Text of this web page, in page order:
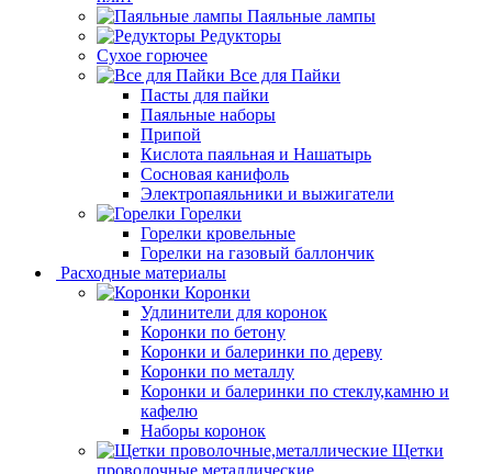
Паяльные лампы
Редукторы
Сухое горючее
Все для Пайки
Пасты для пайки
Паяльные наборы
Припой
Кислота паяльная и Нашатырь
Сосновая канифоль
Электропаяльники и выжигатели
Горелки
Горелки кровельные
Горелки на газовый баллончик
Расходные материалы
Коронки
Удлинители для коронок
Коронки по бетону
Коронки и балеринки по дереву
Коронки по металлу
Коронки и балеринки по стеклу,камню и
кафелю
Наборы коронок
Щетки
проволочные,металлические